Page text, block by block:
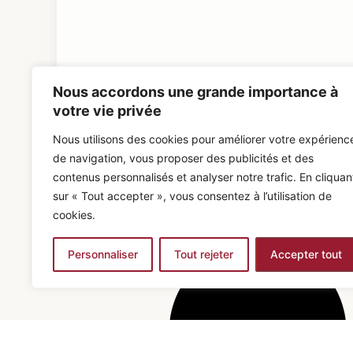
Nous accordons une grande importance à
votre vie privée
Nous utilisons des cookies pour améliorer votre
de navigation, vous proposer des publicités et des
contenus personnalisés et analyser notre trafic. En
sur « Tout accepter », vous consentez à l’utilisation de
cookies.
Personnaliser Tout rejeter Accepter tout